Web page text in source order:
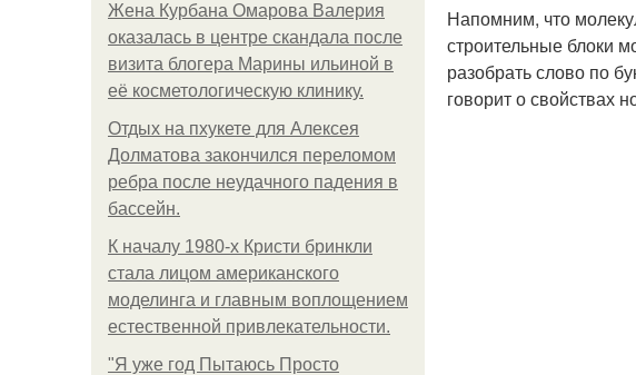
Жена Курбана Омарова Валерия
оказалась в центре скандала после
визита блогера Марины ильиной в
её косметологическую клинику.
Отдых на пхукете для Алексея
Долматова закончился переломом
ребра после неудачного падения в
бассейн.
К началу 1980-х Кристи бринкли
стала лицом американского
моделинга и главным воплощением
естественной привлекательности.
"Я уже год Пытаюсь Просто
Напомним, что
строительные блоки
разобрать слово по
говорит о свойствах